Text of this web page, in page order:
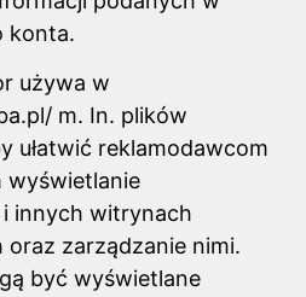
konta.
używa w
m. In. plików
ułatwić reklamodawcom
wyświetlanie
innych witrynach
zarządzanie nimi.
być wyświetlane